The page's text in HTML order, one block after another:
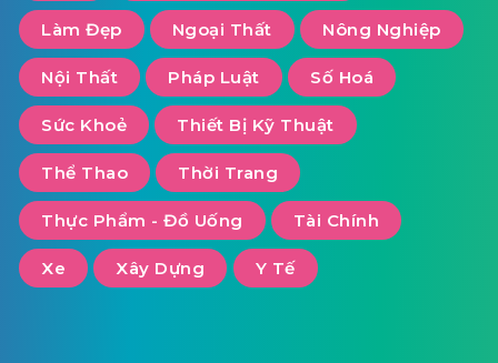
Làm Đẹp Ngoại Thất Nông Nghiệp
Nội Thất Pháp Luật Số Hoá
Sức Khoẻ Thiết Bị Kỹ Thuật
Thể Thao Thời Trang
Thực Phẩm - Đồ Uống Tài Chính
Xe Xây Dựng Y Tế